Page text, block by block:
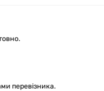
перевізника.